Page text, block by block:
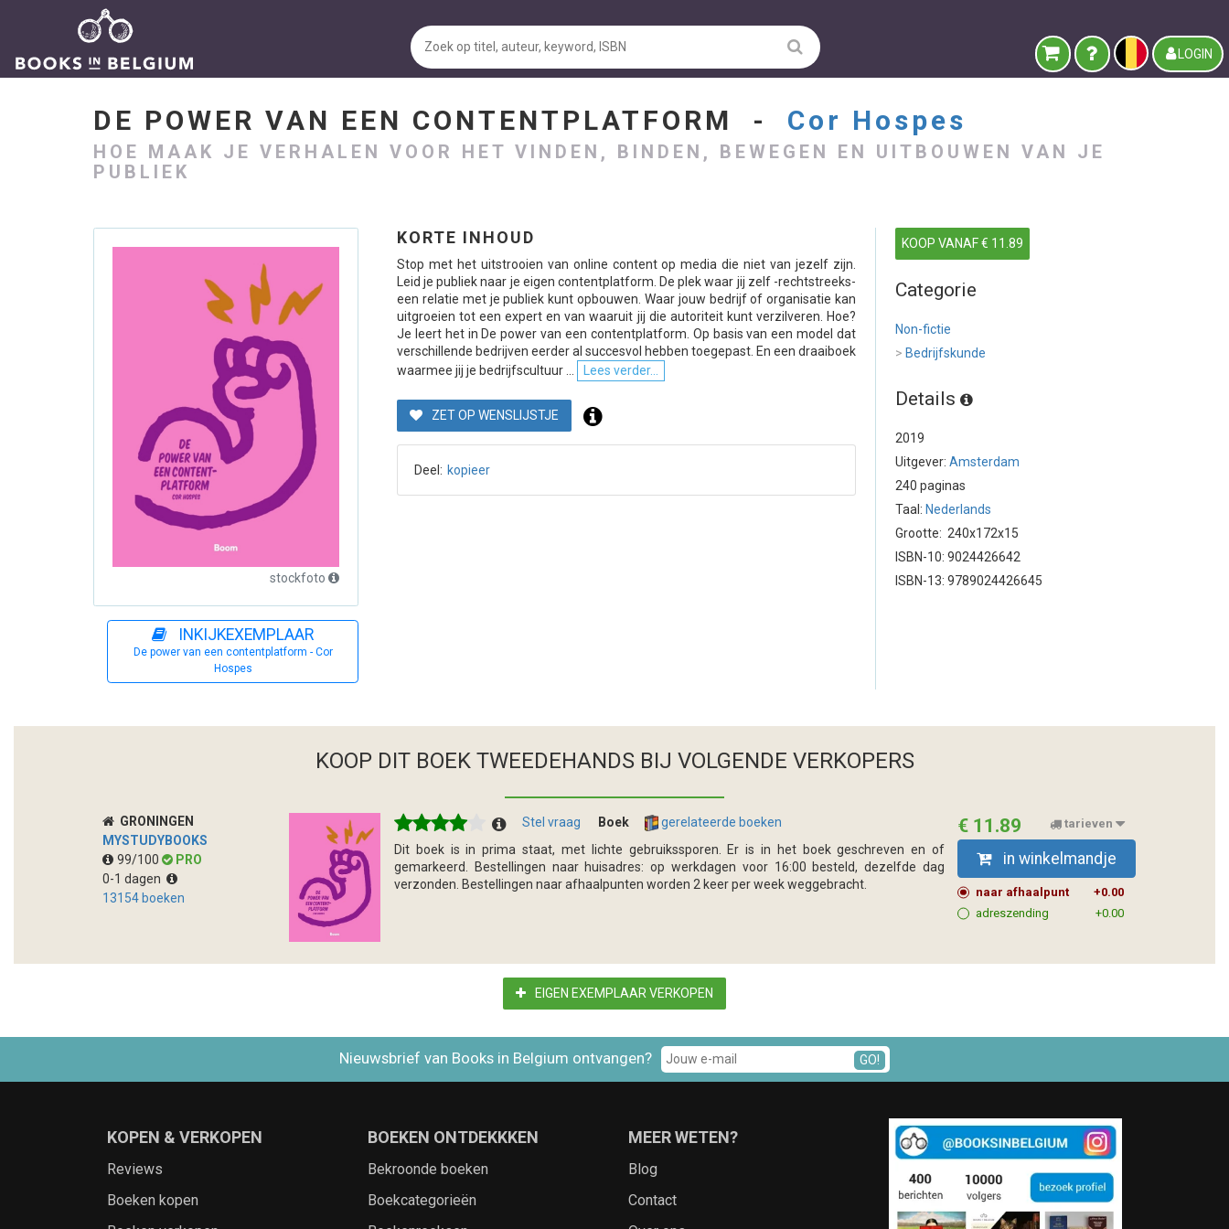
LOGIN
DE POWER VAN EEN CONTENTPLATFORM - Cor Hospes
HOE MAAK JE VERHALEN VOOR HET VINDEN, BINDEN, BEWEGEN EN UITBOUWEN VAN JE
PUBLIEK
stockfoto
INKIJKEXEMPLAAR
De power van een contentplatform - Cor
Hospes
KORTE INHOUD
Stop met het uitstrooien van online content op media die niet van jezelf zijn.
Leid je publiek naar je eigen contentplatform. De plek waar jij zelf -rechtstreeks-
een relatie met je publiek kunt opbouwen. Waar jouw bedrijf of organisatie kan
uitgroeien tot een expert en van waaruit jij die autoriteit kunt verzilveren. Hoe?
Je leert het in De power van een contentplatform. Op basis van een model dat
verschillende bedrijven eerder al succesvol hebben toegepast. En een draaiboek
waarmee jij je bedrijfscultuur ...
Lees verder...
ZET OP WENSLIJSTJE
Deel: kopieer
KOOP VANAF € 11.89
Categorie
Non-fictie
> Bedrijfskunde
Details
2019
Uitgever: Amsterdam
240 paginas
Taal: Nederlands
Grootte: 240x172x15
ISBN-10: 9024426642
ISBN-13: 9789024426645
KOOP DIT BOEK TWEEDEHANDS BIJ VOLGENDE VERKOPERS
GRONINGEN
MYSTUDYBOOKS
99/100
PRO
0-1 dagen
13154 boeken
Stel vraag Boek
gerelateerde boeken
Dit boek is in prima staat, met lichte gebruikssporen. Er is in het boek geschreven en of
gemarkeerd. Bestellingen naar huisadres: op werkdagen voor 16:00 besteld, dezelfde dag
verzonden. Bestellingen naar afhaalpunten worden 2 keer per week weggebracht.
€ 11.89 tarieven
in winkelmandje
naar afhaalpunt
+0.00
adreszending
+0.00
EIGEN EXEMPLAAR VERKOPEN
Nieuwsbrief van Books in Belgium ontvangen? GO!
KOPEN & VERKOPEN
Reviews
Boeken kopen
BOEKEN ONTDEKKKEN
Bekroonde boeken
Boekcategorieën
MEER WETEN?
Blog
Contact